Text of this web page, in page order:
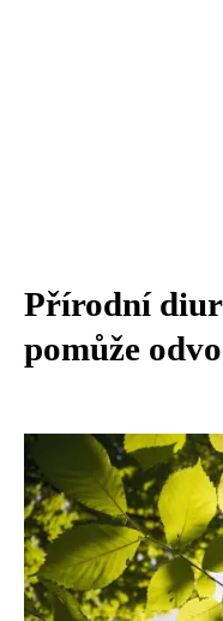
Přírodní
pomůže